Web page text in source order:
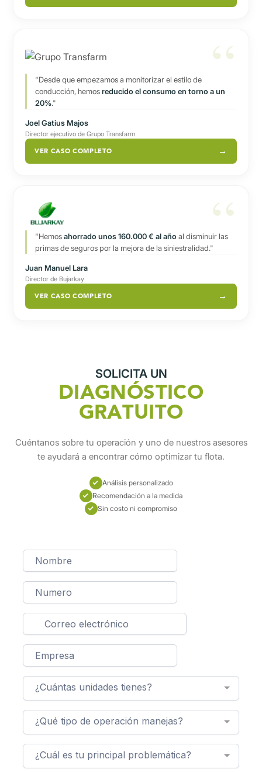
"Desde que empezamos a monitorizar el estilo de
conducción, hemosreducido el consumo en torno a un
20%."
Joel Gatius Majos
Director ejecutivo de Grupo Transfarm
VER CASO COMPLETO
"Hemosahorrado unos 160.000 € al añoal disminuir las
primas de seguros por la mejora de la siniestralidad."
Juan Manuel Lara
Director de Bujarkay
VER CASO COMPLETO
SOLICITA UN
DIAGNÓSTICO
GRATUITO
Cuéntanos sobre tu operación y uno de nuestros asesores
te ayudará a encontrar cómo optimizar tu flota.
Análisis personalizado
Recomendación a la medida
Sin costo ni compromiso